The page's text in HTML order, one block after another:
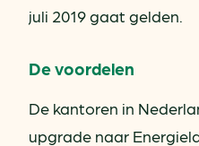
juli 2019 gaat gelden.
De voordelen
De kantoren in
upgrade naar